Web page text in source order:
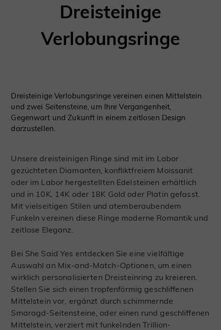
Dreisteinige
Verlobungsringe
Dreisteinige Verlobungsringe vereinen einen Mittelstein
und zwei Seitensteine, um Ihre Vergangenheit,
Gegenwart und Zukunft in einem zeitlosen Design
darzustellen.
Unsere dreisteinigen Ringe sind mit im Labor
gezüchteten Diamanten, konfliktfreiem Moissanit
oder im Labor hergestellten Edelsteinen erhältlich
und in 10K, 14K oder 18K Gold oder Platin gefasst.
Mit vielseitigen Stilen und atemberaubendem
Funkeln vereinen diese Ringe moderne Romantik und
zeitlose Eleganz.
Bei She Said Yes entdecken Sie eine vielfältige
Auswahl an Mix-and-Match-Optionen, um einen
wirklich personalisierten Dreisteinring zu kreieren.
Stellen Sie sich einen tropfenförmig geschliffenen
Mittelstein vor, ergänzt durch schimmernde
Smaragd-Seitensteine, oder einen rund geschliffenen
Mittelstein, verziert mit funkelnden Trillion-